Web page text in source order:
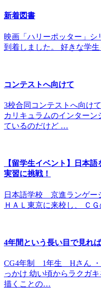
新着図書
映画「ハリーポッター」
到着しました。 好きな学
コンテストへ向けて
3校合同コンテストへ向け
カリキュラムのインター
ているのだけど …
【留学生イベント】日本
実習に挑戦！
日本語学校 京進ランゲー
ＨＡＬ東京に来校し、 Ｃ
4年間という長い目で見れば
CG4年制 1年生 Hさん ・
っかけ 幼い頃からラクガ
描くことの…